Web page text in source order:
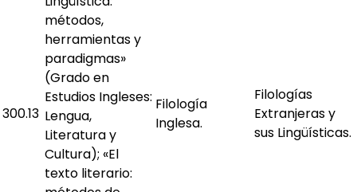
300.13
métodos,
herramientas y
paradigmas»
(Grado en
Estudios Ingleses:
Lengua,
Literatura y
Cultura); «El
texto literario:
Filología
Inglesa.
Filologías
Extranjeras y
sus Lingüísticas.